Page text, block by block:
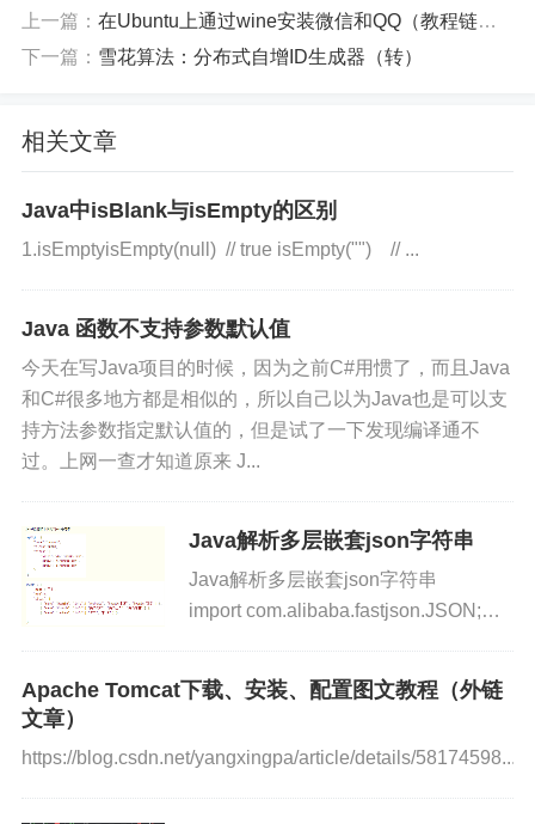
而foreach的背后实现原理其实就是Iterator（关于Ite
rator可以看Java Design Pattern: Iterator），等同于
modCount相等，但如果接下来如果集合进行修改m
odCount改变，就会造成expectedModCount!=mod
Count，此时就会抛出java.util.ConcurrentModificati
onException异常
过程如下图：
上一篇： 在Ubuntu上通过wine安装微信和QQ（教程链接汇总）
下一篇： 雪花算法：分布式自增ID生成器（转）
相关文章
Java中isBlank与isEmpty的区别
1.isEmptyisEmpty(null) // true isEmpty("") // ...
Java 函数不支持参数默认值
今天在写Java项目的时候，因为之前C#用惯了，而且Java
和C#很多地方都是相似的，所以自己以为Java也是可以支
持方法参数指定默认值的，但是试了一下发现编译通不
过。上网一查才知道原来 J...
Java解析多层嵌套json字符串
Java解析多层嵌套json字符串
import com.alibaba.fastjson.JSON;
Apache Tomcat下载、安装、配置图文教程（外链
文章）
https://blog.csdn.net/yangxingpa/article/details/58174598...